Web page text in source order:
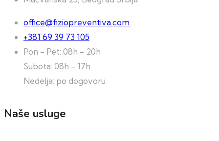
office@fiziopreventiva.com
+381 69 39 73 105
Pon - Pet: 08h - 20h
Subota: 08h - 17h
Nedelja: po dogovoru
Naše usluge